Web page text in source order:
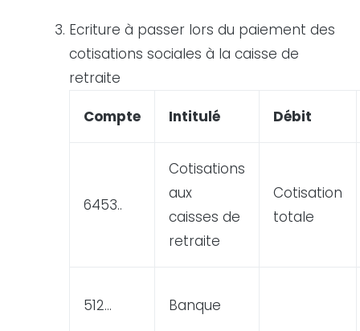
Ecriture à passer lors du paiement des
cotisations sociales à la caisse de
retraite
Compte
Intitulé Débit
6453..
Cotisations
aux
caisses de
retraite
Cotisation
totale
512… Banque